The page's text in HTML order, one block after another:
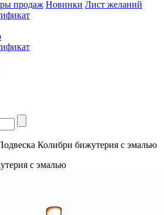
продаж Новинки Лист желаний
Колибри бижутерия с эмалью
с эмалью